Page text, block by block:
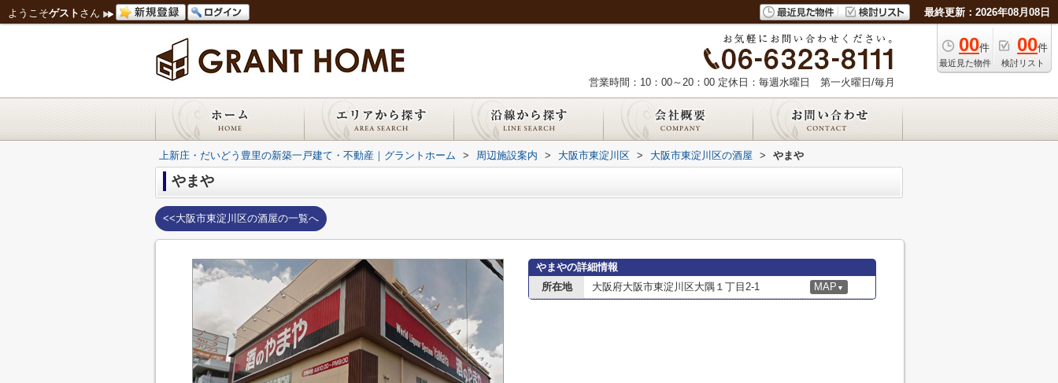
ようこそゲスト さん 最終更新：2026年08月08日
00件
最近見た物件
00件
検討リスト
営業時間：10：00～20：00 定休日：毎週水曜日 第一火曜日/毎月
上新庄・だいどう豊里の新築一戸建て・不動産｜グラントホーム > 周辺施設案内 > 大阪市東淀川区 > 大阪市東淀川区の酒屋 > やまや
やまや
<<大阪市東淀川区の酒屋の一覧へ
やまやの詳細情報
所在地
大阪府大阪市東淀川区大隅１丁目2-1 MAP ▼